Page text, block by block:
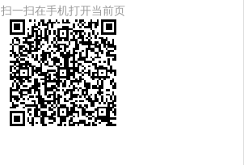
扫一扫在手机打开当前页